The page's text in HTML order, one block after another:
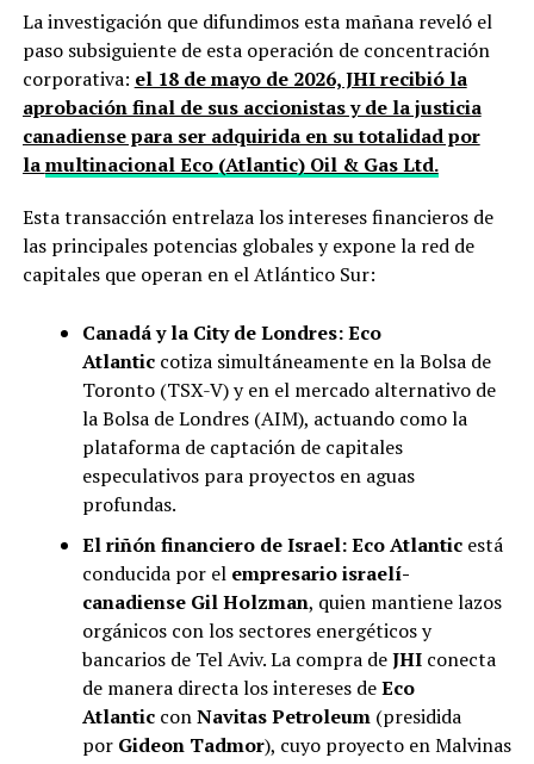
La investigación que difundimos esta mañana reveló el
paso subsiguiente de esta operación de concentración
corporativa: el 18 de mayo de 2026, JHI recibió la
aprobación final de sus accionistas y de la justicia
canadiense para ser adquirida en su totalidad por
lamultinacional Eco (Atlantic) Oil & Gas Ltd.
Esta transacción entrelaza los intereses financieros de
las principales potencias globales y expone la red de
capitales que operan en el Atlántico Sur:
Canadá y la City de Londres:Eco
Atlanticcotiza simultáneamente en la Bolsa de
Toronto (TSX-V) y en el mercado alternativo de
la Bolsa de Londres (AIM), actuando como la
plataforma de captación de capitales
especulativos para proyectos en aguas
profundas.
El riñón financiero de Israel:Eco Atlanticestá
conducida por el empresario israelí-
canadiense Gil Holzman, quien mantiene lazos
orgánicos con los sectores energéticos y
bancarios de Tel Aviv. La compra deJHIconecta
de manera directa los intereses deEco
AtlanticconNavitas Petroleum(presidida
por Gideon Tadmor), cuyo proyecto en Malvinas